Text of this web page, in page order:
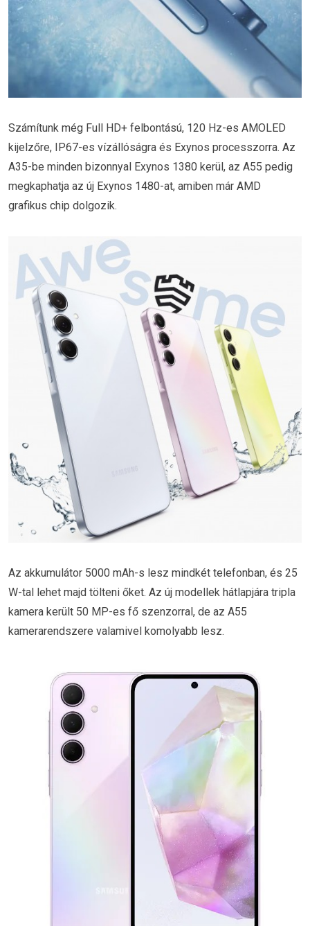
Számítunk még Full HD+ felbontású, 120 Hz-es AMOLED
kijelzőre, IP67-es vízállóságra és Exynos processzorra. Az
A35-be minden bizonnyal Exynos 1380 kerül, az A55 pedig
megkaphatja az új Exynos 1480-at, amiben már AMD
grafikus chip dolgozik.
Az akkumulátor 5000 mAh-s lesz mindkét telefonban, és 25
W-tal lehet majd tölteni őket. Az új modellek hátlapjára tripla
kamera került 50 MP-es fő szenzorral, de az A55
kamerarendszere valamivel komolyabb lesz.